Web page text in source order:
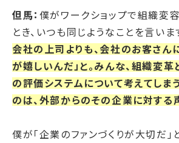
但馬： 僕がワークショップで組織変
とき、いつも同じようなことを言いま
会社の上司よりも、会社のお客さん
が嬉しいんだ」と。みんな、組織変革
の評価システムについて考えてしま
のは、外部からのその企業に対する
僕が「企業のファンづくりが大切だ」